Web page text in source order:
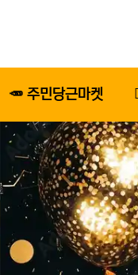
🥕 주민당근마켓